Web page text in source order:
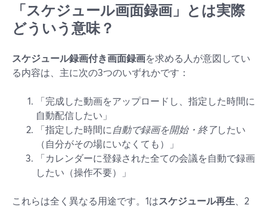
「スケジュール画面録画」とは実際
どういう意味？
スケジュール録画付き画面録画を求める人が意図してい
る内容は、主に次の3つのいずれかです：
「完成した動画をアップロードし、指定した時間に
自動配信したい」
「指定した時間に自動で録画を開始・終了したい
（自分がその場にいなくても）」
「カレンダーに登録された全ての会議を自動で録画
したい（操作不要）」
これらは全く異なる用途です。1はスケジュール再生 、2